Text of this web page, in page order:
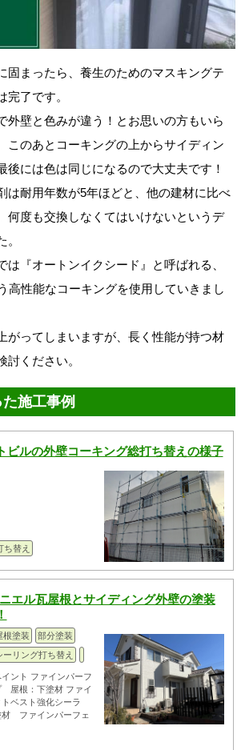
固まったら、養生のためのマスキングテ
完了です。
外壁と色みが違う！とお思いの方もいら
このあとコーキングの上からサイディン
後には色は同じになるので大丈夫です！
は耐用年数が5年ほどと、他の建材に比べ
何度も交換しなくてはいけないというデ
は『オートンイクシード』と呼ばれる、
高性能なコーキングを使用していきまし
がってしまいますが、長く性能が持つ材
討ください。
施工事例
ビルの外壁コーキング総打ち替えの様子
ち替え
エル瓦屋根とサイディング外壁の塗装
根塗装
部分塗装
ーリング打ち替え
ント ファインパーフ
屋根：下塗材 ファイ
ベスト強化シーラ
ファインパーフェ